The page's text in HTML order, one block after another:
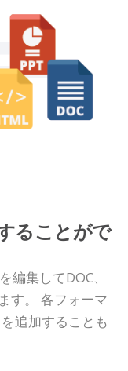
ることがで
編集してDOC、
す。 各フォーマ
追加することも